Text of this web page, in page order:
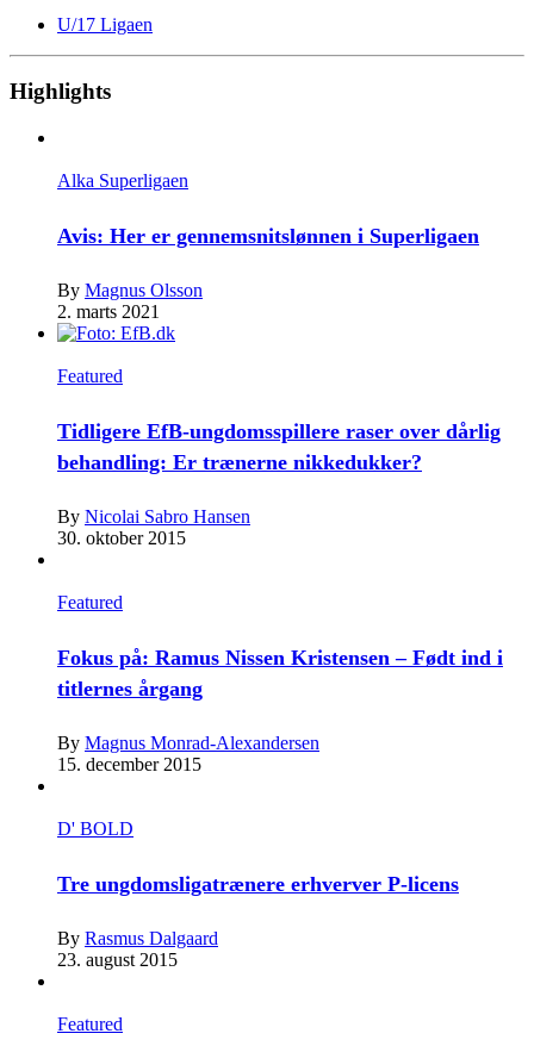
U/17 Ligaen
Highlights
Alka Superligaen
Avis: Her er gennemsnitslønnen i Superligaen
By Magnus Olsson
2. marts 2021
Featured
Tidligere EfB-ungdomsspillere raser over dårlig
behandling: Er trænerne nikkedukker?
By Nicolai Sabro Hansen
30. oktober 2015
Featured
Fokus på: Ramus Nissen Kristensen – Født ind i
titlernes årgang
By Magnus Monrad-Alexandersen
15. december 2015
D' BOLD
Tre ungdomsligatrænere erhverver P-licens
By Rasmus Dalgaard
23. august 2015
Featured